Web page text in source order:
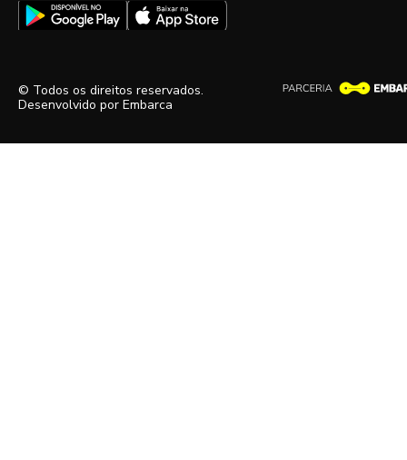
© Todos os direitos reservados.
Desenvolvido por Embarca